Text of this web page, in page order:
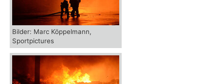
Bilder: Marc Köppelmann,
Sportpictures